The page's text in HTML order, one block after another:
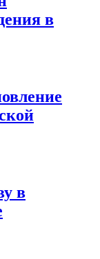
в
в